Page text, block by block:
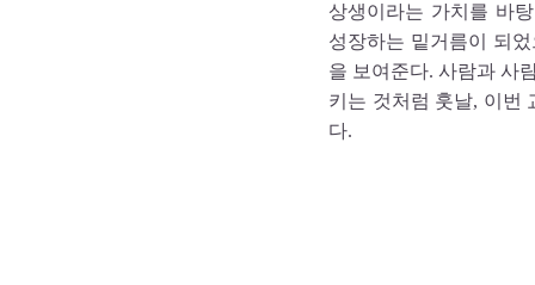
상생이라는 가치를 바
성장하는 밑거름이 되
을 보여준다. 사람과 사
키는 것처럼 훗날, 이번
다.